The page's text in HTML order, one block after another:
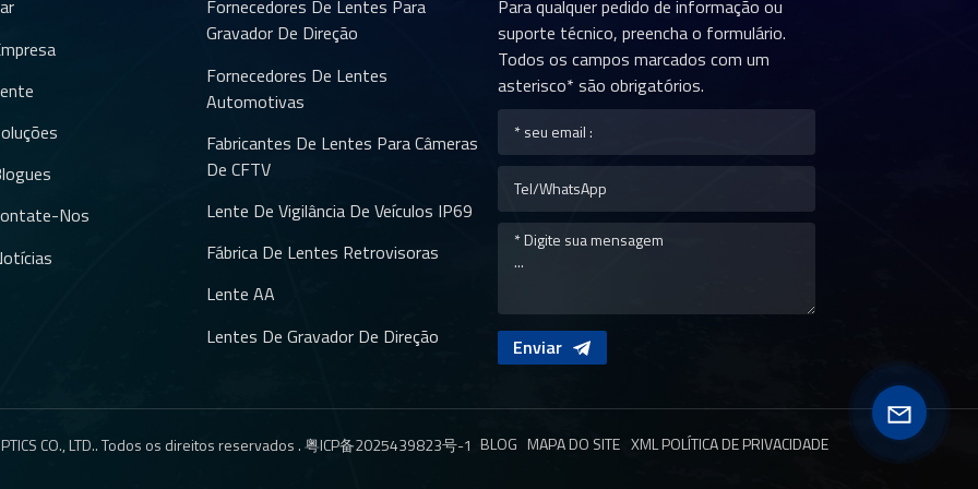
especificamente para atender aos rigorosos
requisitos de fabricantes automotivos como a
Toyota Tailândia, garantindo imagens de alta
qualidade e confiabilidade.
Nos
Fornecedores De Lentes Para
Gravador De Direção
Fornecedores De Lentes
Automotivas
Fabricantes De Lentes Para Câmeras
De CFTV
Lente De Vigilância De Veículos IP69
Fábrica De Lentes Retrovisoras
Lente AA
Lentes De Gravador De Direção
Para qualquer pedido de informação ou
suporte técnico, preencha o formulário.
Todos os campos marcados com um
asterisco* são obrigatórios.
Enviar
CO., LTD.. Todos os direitos reservados .粤ICP备2025439823号-1 BLOG MAPA DO SITE XMLPOLÍTICA DE PRIVACIDADE